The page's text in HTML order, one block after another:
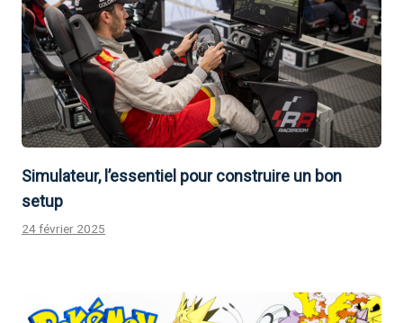
Simulateur, l’essentiel pour construire un bon
setup
24 février 2025